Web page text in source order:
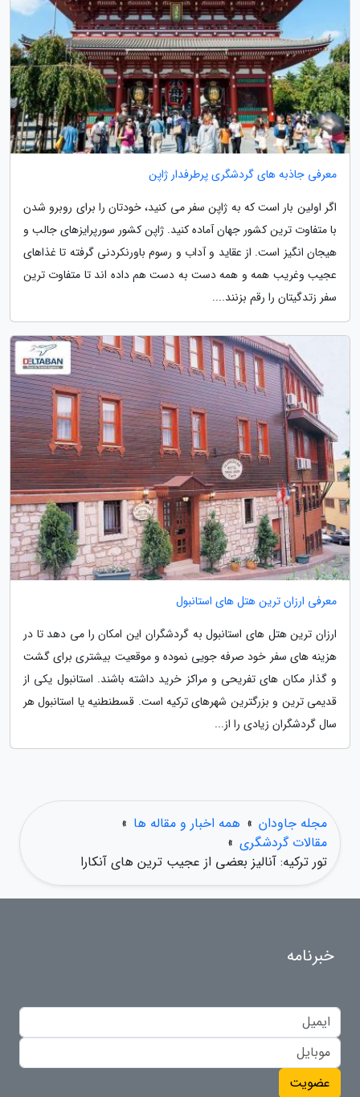
معرفی جاذبه های گردشگری پرطرفدار ژاپن
اگر اولین بار است که به ژاپن سفر می کنید، خودتان را برای روبرو شدن
با متفاوت ترین کشور جهان آماده کنید. ژاپن کشور سورپرایزهای جالب و
هیجان انگیز است. از عقاید و آداب و رسوم باورنکردنی گرفته تا غذاهای
عجیب وغریب همه و همه دست به دست هم داده اند تا متفاوت ترین
سفر زتدگیتان را رقم بزنند....
معرفی ارزان ترین هتل های استانبول
ارزان ترین هتل های استانبول به گردشگران این امکان را می دهد تا در
هزینه های سفر خود صرفه جویی نموده و موقعیت بیشتری برای گشت
و گذار مکان های تفریحی و مراکز خرید داشته باشند. استانبول یکی از
قدیمی ترین و بزرگترین شهرهای ترکیه است. قسطنطنیه یا استانبول هر
سال گردشگران زیادی را از...
مجله جاودان » همه اخبار و مقاله ها »
مقالات گردشگری »
تور ترکیه: آنالیز بعضی از عجیب ترین های آنکارا
خبرنامه
عضویت